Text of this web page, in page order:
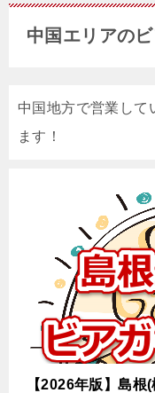
中国エリアの
中国地方で営業して
ます！
【2026年版】島